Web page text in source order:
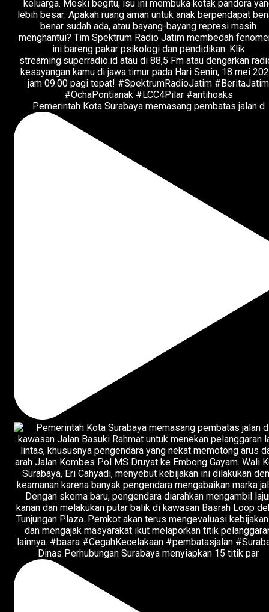
Pemerintah Kota Surabaya memasang pembatas jalan d
Dinas Perhubungan Surabaya menyiapkan 15 titik par